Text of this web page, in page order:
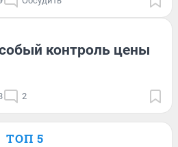
контроль цены
2
ТОП 5